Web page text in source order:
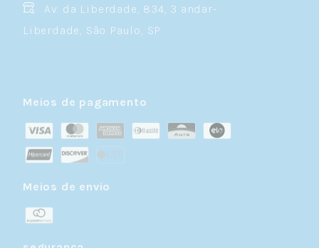
Av. da Liberdade, 834, 3 andar-
Liberdade, São Paulo, SP
Meios de pagamento
Meios de envio